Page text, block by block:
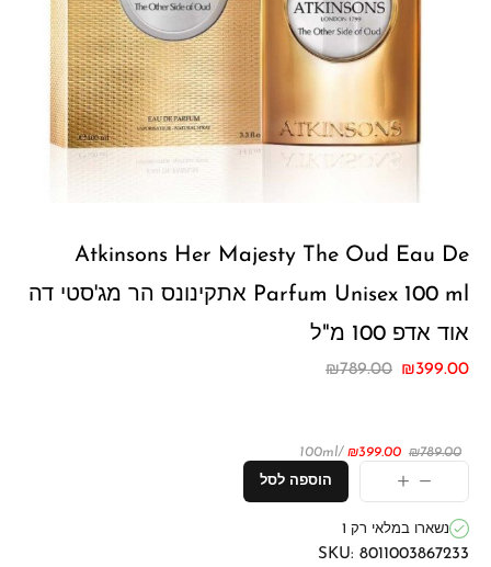
Atkinsons Her Majesty The Oud Eau De
Parfum Unisex 100 ml אתקינונס הר מג'סטי דה
אוד אדפ 100 מ"ל
₪789.00 ₪399.00
₪789.00
₪399.00
/100ml
הוספה לסל
נשארו במלאי רק 1
SKU: 8011003867233